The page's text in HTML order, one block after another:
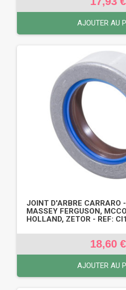
AJOUTER AU
JOINT D'ARBRE CARRARO
MASSEY FERGUSON,
HOLLAND, ZETOR - REF:
18,60 €
AJOUTER AU